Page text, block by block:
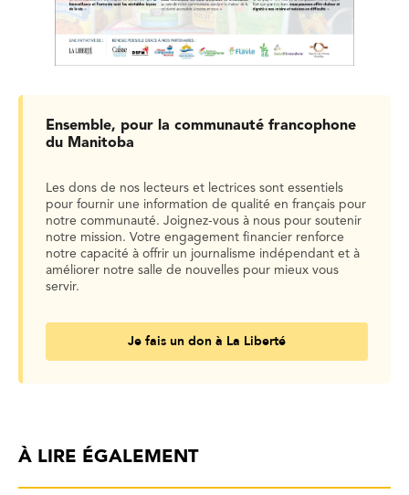
Ensemble, pour la communauté francophone
du Manitoba
Les dons de nos lecteurs et lectrices sont essentiels
pour fournir une information de qualité en français pour
notre communauté. Joignez-vous à nous pour soutenir
notre mission. Votre engagement financier renforce
notre capacité à offrir un journalisme indépendant et à
améliorer notre salle de nouvelles pour mieux vous
servir.
Je fais un don à La Liberté
À LIRE ÉGALEMENT